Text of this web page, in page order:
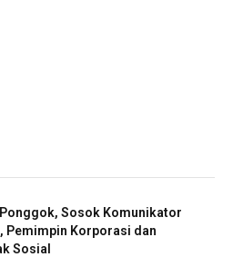
Sosok Komunikator
Pemimpin Korporasi dan
Sosial